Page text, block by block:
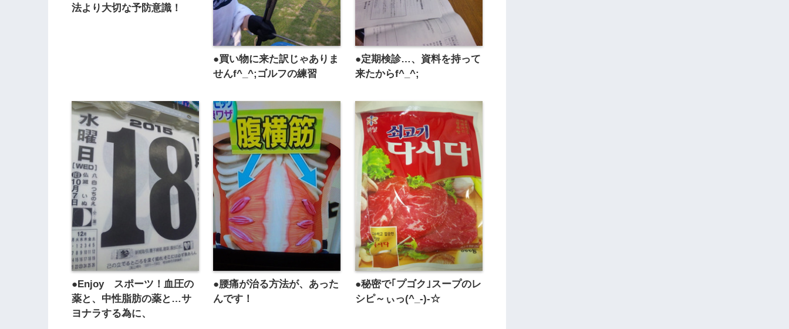
法より大切な予防意識！
●買い物に来た訳じゃありま
せんf^_^;ゴルフの練習
●定期検診…、資料を持って
来たからf^_^;
●Enjoy スポーツ！血圧の
薬と、中性脂肪の薬と…サ
ヨナラする為に、
●腰痛が治る方法が、あった
んです！
●秘密で｢プゴク｣スープのレ
シピ～ぃっ(^_-)-☆